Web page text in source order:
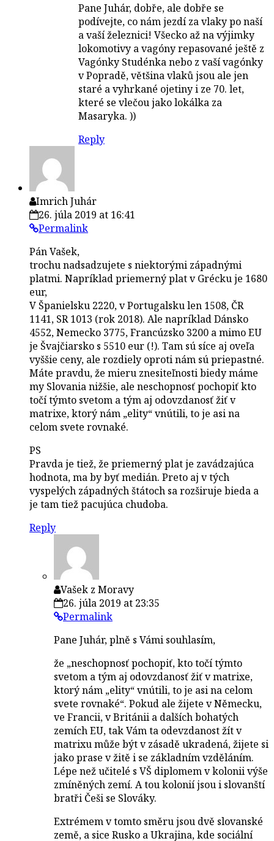
Pane Juhár, dobře, ale dobře se
podívejte, co nám jezdí za vlaky po naší
a vaší železnici! Všecko až na výjimky
lokomotivy a vagóny repasované ještě z
Vagónky Studénka nebo z vaší vagónky
v Popradě, většina vlaků jsou ale jen
staré a vyhrkané ojetiny i ze 70. let,
které se vlečou jako lokálka za
Masaryka. ))
Reply
Imrich Juhár
26. júla 2019 at 16:41
Permalink
Pán Vašek,
trochu nadsadzujete s niektorými západnými
platmi. Napríklad priemerný plat v Grécku je 1680
eur,
V Španielsku 2220, v Portugalsku len 1508, ČR
1141, SR 1013 (rok 2018). Ale napríklad Dánsko
4552, Nemecko 3775, Francúzsko 3200 a mimo EU
je Švajčiarsko s 5510 eur (!). Tam sú síce aj oveľa
vyššie ceny, ale rozdiely oproti nám sú priepastné.
Máte pravdu, že mieru znesiteľnosti biedy máme
my Slovania nižšie, ale neschopnosť pochopiť kto
točí týmto svetom a tým aj odovzdanosť žiť v
matrixe, ktorý nám „elity“ vnútili, to je asi na
celom svete rovnaké.
PS
Pravda je tiež, že priemerný plat je zavádzajúca
hodnota, ma by byť medián. Preto aj v tých
vyspelých západných štátoch sa rozširuje bieda a
je tam tiež pacujúca chudoba.
Reply
Vašek z Moravy
26. júla 2019 at 23:35
Permalink
Pane Juhár, plně s Vámi souhlasím,
že „neschopnosť pochopiť, kto točí týmto
svetom a tým aj odovzdanosť žiť v matrixe,
ktorý nám „elity“ vnútili, to je asi na celom
svete rovnaké“. Pokud ale žijete v Německu,
ve Francii, v Británii a dalších bohatých
zemích EU, tak Vám ta odevzdanost žít v
matrixu může být v zásadě ukradená, žijete si
jako prase v žitě i se základním vzděláním.
Lépe než učitelé s VŠ diplomem v kolonii výše
zmíněných zemí. A tou kolonií jsou i slovanští
bratři Češi se Slováky.
Extrémem v tomto směru jsou dvě slovanské
země, a sice Rusko a Ukrajina, kde sociální